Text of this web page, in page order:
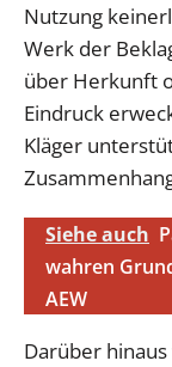
Nutzung
Werk der
über Herkunft
Eindruck
Kläger
Siehe auch
wahren
AEW
Darüber